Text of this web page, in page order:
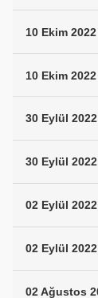
10 Ekim
10 Ekim 2022
30 Eylül
30 Eylül 2022
02 Eylül
02 Eylül 2022
02 Ağustos